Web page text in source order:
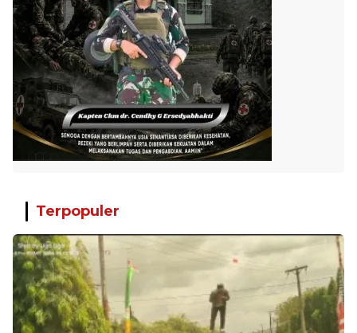
Terpopuler